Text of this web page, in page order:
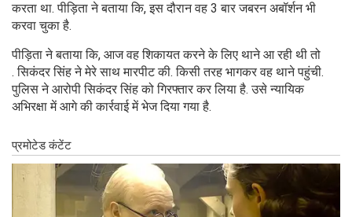
करता था. पीड़िता ने बताया कि, इस दौरान वह 3 बार जबरन अबॉर्शन भी
करवा चुका है.
पीड़िता ने बताया कि, आज वह शिकायत करने के लिए थाने आ रही थी तो
. सिकंदर सिंह ने मेरे साथ मारपीट की. किसी तरह भागकर वह थाने पहुंची.
पुलिस ने आरोपी सिकंदर सिंह को गिरफ्तार कर लिया है. उसे न्यायिक
अभिरक्षा में आगे की कार्रवाई में भेज दिया गया है.